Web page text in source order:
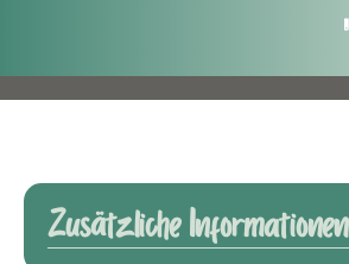
Zusätzliche Informationen